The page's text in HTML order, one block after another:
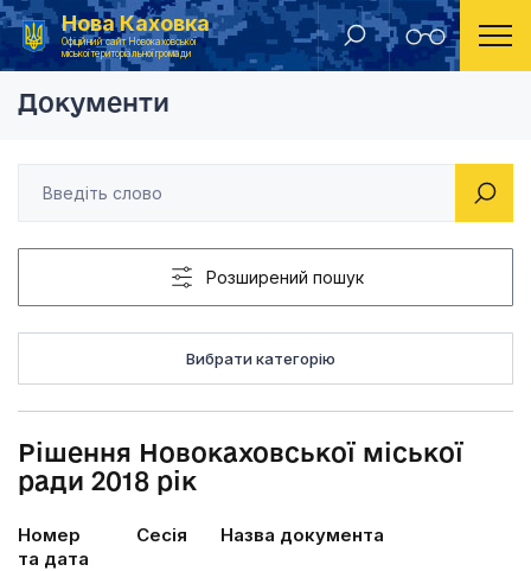
Нова Каховка
Офіційний сайт Новокаховської
міської територіальної громади
Головна Рішення Новокаховської міської ради 2018 рік
Документи
Розширений пошук
Вибрати категорію
Рішення Новокаховської міської
ради 2018 рік
Номер
та дата
Сесія Назва документа